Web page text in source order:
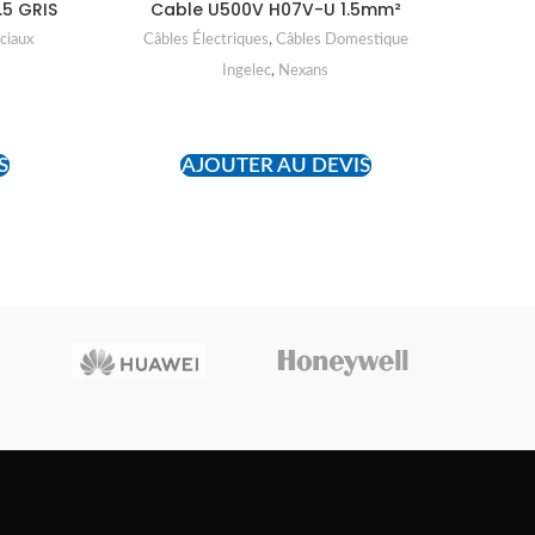
GRIS Cable U500V H07V-U 1.5mm²
Câbles Électriques, Câbles Domestique
Ingelec, Nexans
AJOUTER AU DEVIS